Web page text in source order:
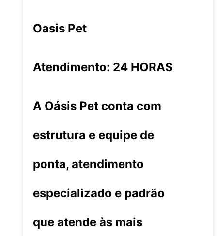
Oasis Pet
Atendimento: 24 HORAS
A Oásis Pet conta com
estrutura e equipe de
ponta, atendimento
especializado e padrão
que atende às mais